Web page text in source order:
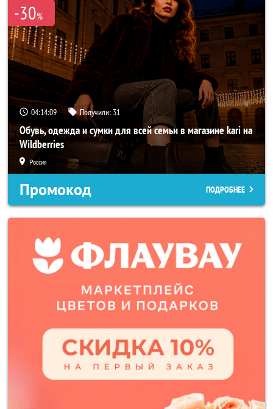
-30%
04:14:07 Получили: 31
Обувь, одежда и сумки для всей семьи в магазине kari на
Wildberries
Россия
Промокод ПОДРОБНЕЕ